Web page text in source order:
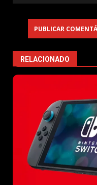
RELACIONADO